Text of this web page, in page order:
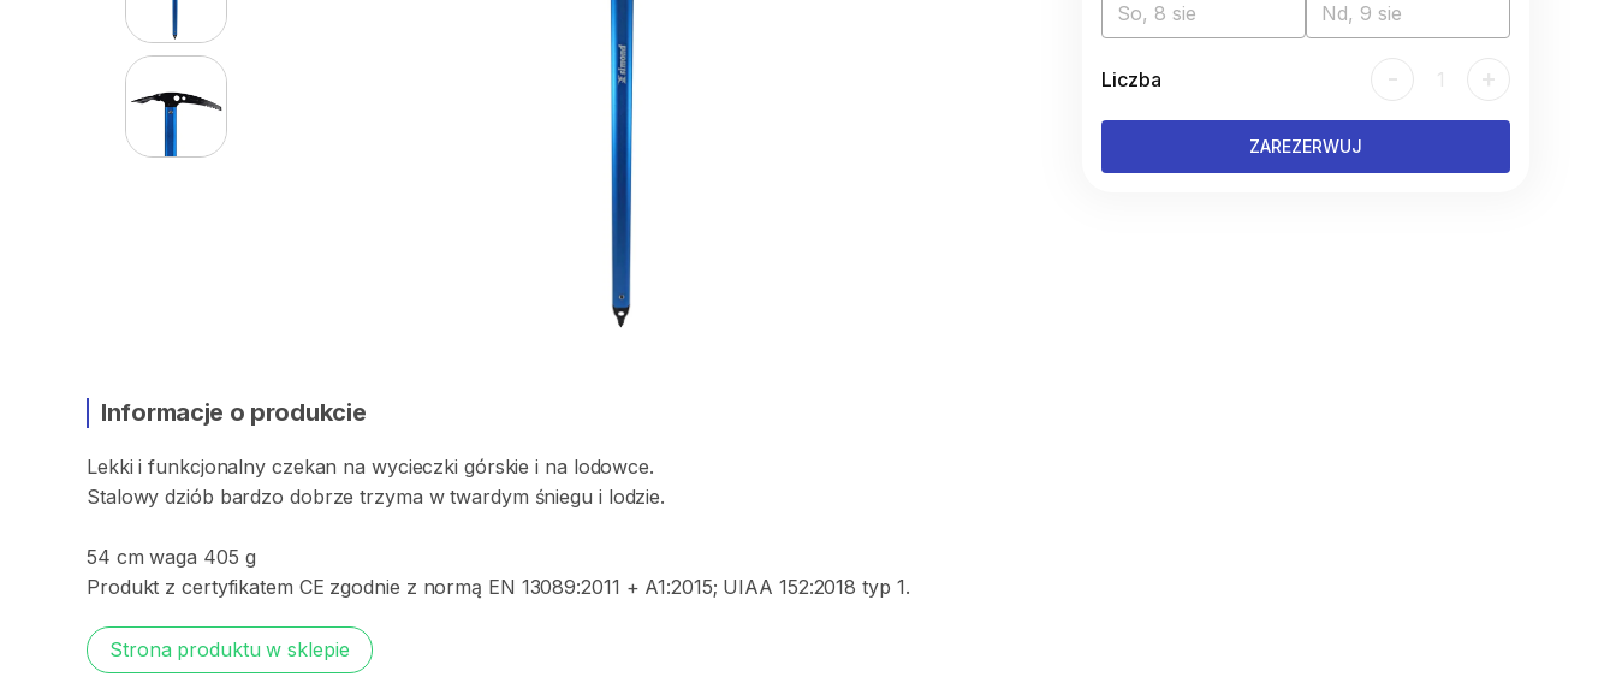
Informacje o produkcie
Lekki i funkcjonalny czekan na wycieczki górskie i na lodowce.
Stalowy dziób bardzo dobrze trzyma w twardym śniegu i lodzie.
54 cm waga 405 g
Produkt z certyfikatem CE zgodnie z normą EN 13089:2011 + A1:2015; UIAA 152:2018 typ 1.
Strona produktu w sklepie
So, 8 sie
Nd, 9 sie
Liczba - 1 +
ZAREZERWUJ